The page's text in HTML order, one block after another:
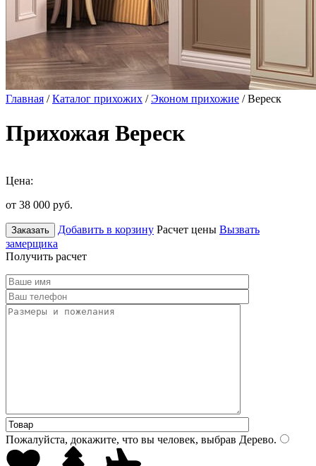
Главная /Каталог прихожих /Эконом прихожие / Вереск
Прихожая Вереск
Цена:
от 38 000 руб.
Заказать Добавить в корзину Расчет цены Вызвать
замерщика
Получить расчет
Пожалуйста, докажите, что вы человек, выбрав Дерево.